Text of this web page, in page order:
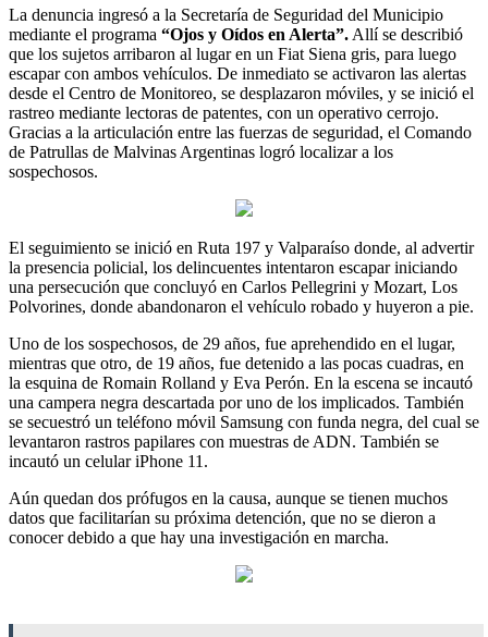
La denuncia ingresó a la Secretaría de Seguridad del Municipio
mediante el programa “Ojos y Oídos en Alerta”. Allí se describió
que los sujetos arribaron al lugar en un Fiat Siena gris, para luego
escapar con ambos vehículos. De inmediato se activaron las alertas
desde el Centro de Monitoreo, se desplazaron móviles, y se inició el
rastreo mediante lectoras de patentes, con un operativo cerrojo.
Gracias a la articulación entre las fuerzas de seguridad, el Comando
de Patrullas de Malvinas Argentinas logró localizar a los
sospechosos.
El seguimiento se inició en Ruta 197 y Valparaíso donde, al advertir
la presencia policial, los delincuentes intentaron escapar iniciando
una persecución que concluyó en Carlos Pellegrini y Mozart, Los
Polvorines, donde abandonaron el vehículo robado y huyeron a pie.
Uno de los sospechosos, de 29 años, fue aprehendido en el lugar,
mientras que otro, de 19 años, fue detenido a las pocas cuadras, en
la esquina de Romain Rolland y Eva Perón. En la escena se incautó
una campera negra descartada por uno de los implicados. También
se secuestró un teléfono móvil Samsung con funda negra, del cual se
levantaron rastros papilares con muestras de ADN. También se
incautó un celular iPhone 11.
Aún quedan dos prófugos en la causa, aunque se tienen muchos
datos que facilitarían su próxima detención, que no se dieron a
conocer debido a que hay una investigación en marcha.